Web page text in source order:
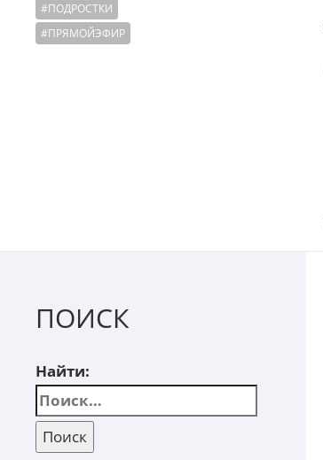
#ПОДРОСТКИ
#ПРЯМОЙЭФИР
ПОИСК
Найти: